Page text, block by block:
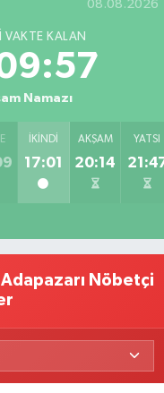
08.08.2026
VAKTE KALAN
Namazı
İKINDI
17:01
AKŞAM
20:14
YATSI
Nöbetçi